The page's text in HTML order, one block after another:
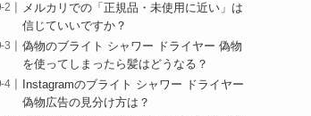
メルカリでの「正規品・未使用に近い」は
信じていいですか？
偽物のブライト シャワー ドライヤー 偽物
を使ってしまったら髪はどうなる？
Instagramのブライト シャワー ドライヤー
偽物広告の見分け方は？